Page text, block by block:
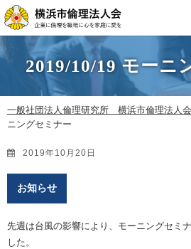
2019/10/19 モーニ
一般社団法人倫理研究所 横浜市倫理法人会
ニングセミナー
2019年10月20日
お知らせ
先週は台風の影響により、モーニングセミ
した。